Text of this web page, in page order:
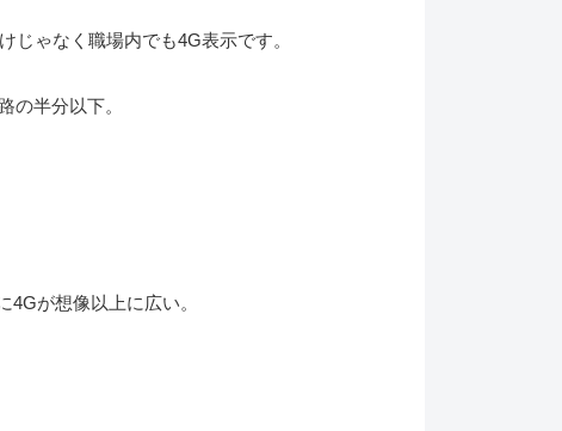
じゃなく職場内でも4G表示です。
の半分以下。
が想像以上に広い。